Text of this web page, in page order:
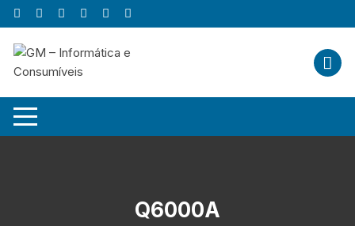
Skip
to
content
Q6000A